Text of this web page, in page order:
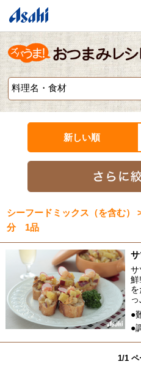
新しい順
シーフードミックス（を含む）
分 1品
サ
鮮
●
●
1/1 ペ